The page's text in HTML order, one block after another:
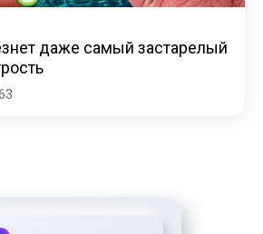
даже самый застарелый